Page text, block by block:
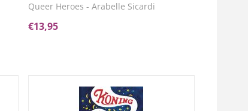
Queer Heroes - Arabelle Sicardi
€13,95